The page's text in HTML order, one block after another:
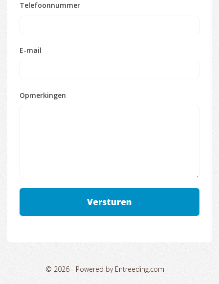
Telefoonnummer
E-mail
Opmerkingen
© 2026 - Powered by Entreeding.com